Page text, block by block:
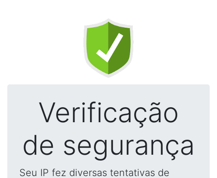
Verificação
de segurança
Seu IP fez diversas tentativas de